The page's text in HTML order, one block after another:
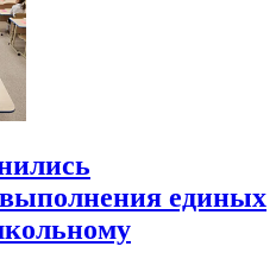
единых